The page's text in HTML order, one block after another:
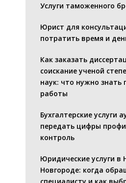
Услуги таможенного
Юрист для
потратить время и
Как заказать
соискание ученой
наук: что нужно знать
работы
Бухгалтерские услуги
передать цифры
контроль
Юридические услуги в
Новгороде: когда